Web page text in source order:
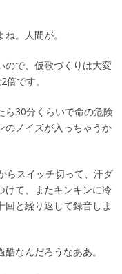
。人間が。
ので、仮歌づくりは大変
です。
ら30分くらいで命の危険
のノイズが入っちゃうか
らスイッチ切って、汗ダ
けて、またキンキンに冷
と繰り返して録音しま
なんだろうなああ。